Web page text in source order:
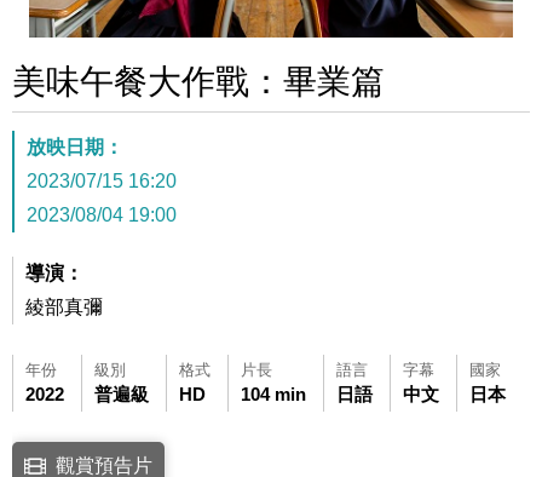
美味午餐大作戰：畢業篇
放映日期：
2023/07/15 16:20
2023/08/04 19:00
導演：
綾部真彌
年份
2022
級別
普遍級
格式
HD
片長
104 min
語言
日語
字幕
中文
國家
日本
點擊下列連結開啟視窗後，可使用鍵盤Tab鍵移至影片中央播放鍵，再
觀賞預告片